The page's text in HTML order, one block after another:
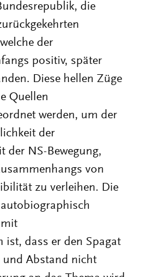
die
der
positiv, später
Diese hellen Züge
Quellen
werden, um der
der
der NS-Bewegung,
von
zu verleihen. Die
ist, dass er den Spagat
und Abstand nicht